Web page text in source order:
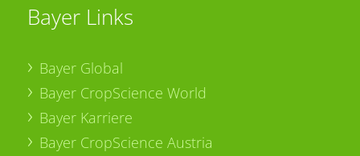
Bayer Links
Bayer Global
Bayer CropScience World
Bayer Karriere
Bayer CropScience Austria